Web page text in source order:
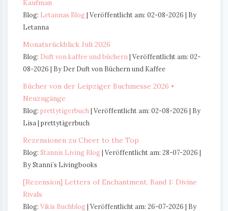
Kaufman
Blog: Letannas Blog Veröffentlicht am: 02-08-2026
By
Letanna
Monatsrückblick Juli 2026
Blog: Duft von kaffee und büchern
Veröffentlicht am: 02-
08-2026
By Der Duft von Büchern und Kaffee
Bücher von der Leipziger Buchmesse 2026 •
Neuzugänge
Blog: prettytigerbuch Veröffentlicht am: 02-08-2026
By
Lisa | prettytigerbuch
Rezensionen zu Cheer to the Top
Blog: Stannis Living Blog Veröffentlicht am: 28-07-2026
By Stanni´s Livingbooks
[Rezension] Letters of Enchantment, Band 1: Divine
Rivals
Blog: Vikis Buchblog Veröffentlicht am: 26-07-2026
By